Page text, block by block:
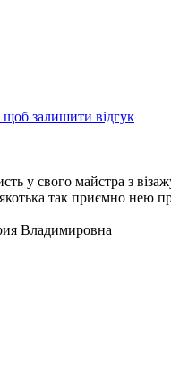
щоб залишити відгук
у свого майстра з
так приємно нею
Владимировна